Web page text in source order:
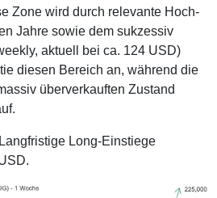
Zone wird durch relevante Hoch-
Jahre sowie dem sukzessiv
aktuell bei ca. 124 USD)
diesen Bereich an, während die
überverkauften Zustand
Long-Einstiege